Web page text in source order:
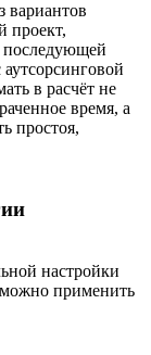
вариантов
проект,
последующей
в расчёт не
время, а
простоя,
настройки
применить